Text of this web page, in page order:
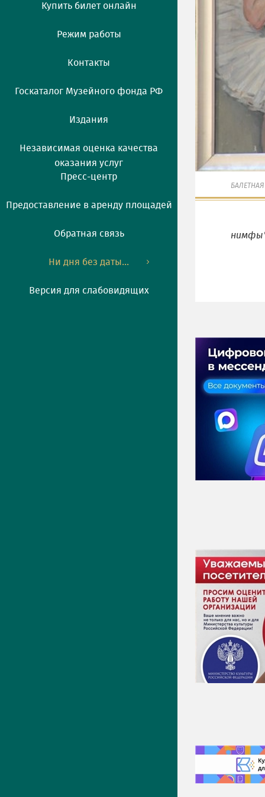
Купить билет онлайн
Режим работы
Контакты
Госкаталог Музейного фонда РФ
Издания
Независимая оценка качества
оказания услуг
Пресс-центр
Предоставление в аренду площадей
Обратная связь
Ни дня без даты...
Версия для слабовидящих
нимфы"